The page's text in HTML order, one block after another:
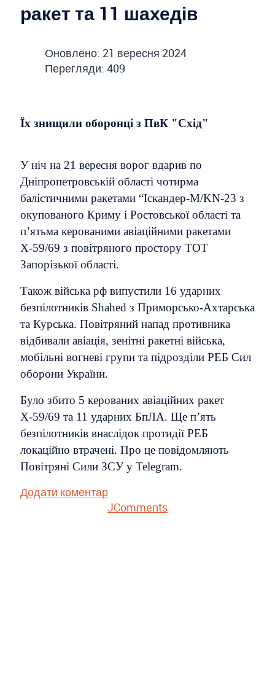
ракет та 11 шахедів
Оновлено: 21 вересня 2024
Перегляди: 409
Їх знищили оборонці з ПвК "Схід"
У ніч на 21 вересня ворог вдарив по
Дніпропетровській області чотирма
балістичними ракетами “Іскандер-М/KN-23 з
окупованого Криму і Ростовської області та
п’ятьма керованими авіаційними ракетами
Х-59/69 з повітряного простору ТОТ
Запорізької області.
Також війська рф випустили 16 ударних
безпілотників Shahed з Приморсько-Ахтарська
та Курська. Повітряний напад противника
відбивали авіація, зенітні ракетні війська,
мобільні вогневі групи та підрозділи РЕБ Сил
оборони України.
Було збито 5 керованих авіаційних ракет
Х-59/69 та 11 ударних БпЛА. Ще п’ять
безпілотників внаслідок протидії РЕБ
локаційно втрачені. Про це повідомляють
Повітряні Сили ЗСУ у Telegram.
Додати коментар
JComments